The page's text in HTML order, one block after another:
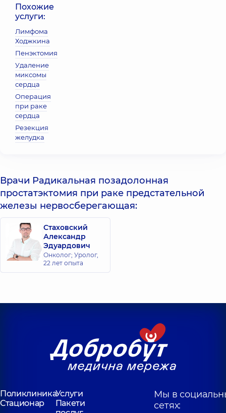
Похожие
услуги:
Лимфома
Ходжкина
Пенэктомия
Удаление
миксомы
сердца
Операция
при раке
сердца
Резекция
желудка
Врачи Радикальная позадолонная
простатэктомия при раке предстательной
железы нервосберегающая:
Стаховский
Александр
Эдуардович
Онколог; Уролог,
22 лет опыта
ПоликлиникаУслуги
Стационар
Пакети
Мы в
сетях: